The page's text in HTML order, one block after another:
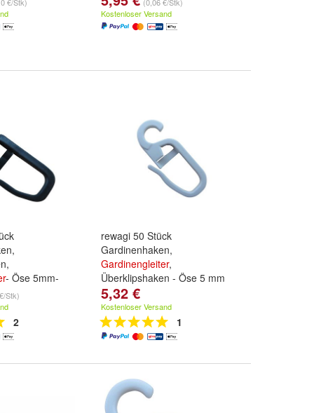
Kostenloser Versand
- Öse 5mm-
Stk)
2
rewagi 50 Stück
Gardinenhaken,
Gardinengleiter,
Überklipshaken - Öse 5 mm
weiß
5,32 €
Kostenloser Versand
1